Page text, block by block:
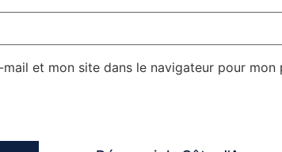
et mon site dans le navigateur pour mon